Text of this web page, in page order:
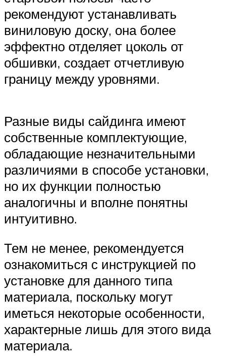
рекомендуют устанавливать
виниловую доску, она более
эффектно отделяет цоколь от
обшивки, создает отчетливую
границу между уровнями.
Разные виды сайдинга имеют
собственные комплектующие,
обладающие незначительными
различиями в способе установки,
но их функции полностью
аналогичны и вполне понятны
интуитивно.
Тем не менее, рекомендуется
ознакомиться с инструкцией по
установке для данного типа
материала, поскольку могут
иметься некоторые особенности,
характерные лишь для этого вида
материала.